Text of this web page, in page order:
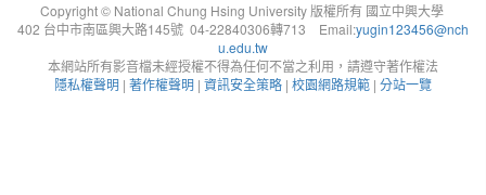
Copyright © National Chung Hsing University 版權所有 國立中興大學
402 台中市南區興大路145號 04-22840306轉713 Email:yugin123456@nch
u.edu.tw
本網站所有影音檔未經授權不得為任何不當之利用，請遵守著作權法
隱私權聲明 | 著作權聲明 | 資訊安全策略 | 校園網路規範 | 分站一覽